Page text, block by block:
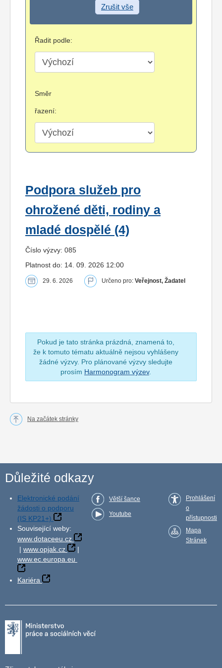
Zrušit vše
Řadit podle:
Směr
řazení:
Podpora služeb pro
ohrožené děti, rodiny a
mladé dospělé (4)
Číslo výzvy: 085
Platnost do: 14. 09. 2026 12:00
29. 6. 2026 Určeno pro: Veřejnost, Žadatel
Pokud je tato stránka prázdná, znamená to,
že k tomuto tématu aktuálně nejsou vyhlášeny
žádné výzvy. Pro plánované výzvy sledujte
prosím Harmonogram výzev.
Na začátek stránky
Důležité odkazy
Elektronické podání
žádosti o podporu
(IS KP21+)
Související weby:
www.dotaceeu.cz
| www.opjak.cz
|
www.ec.europa.eu
Kariéra
Větší šance
Youtube
Prohlášení
o
přístupnosti
Mapa
Stránek